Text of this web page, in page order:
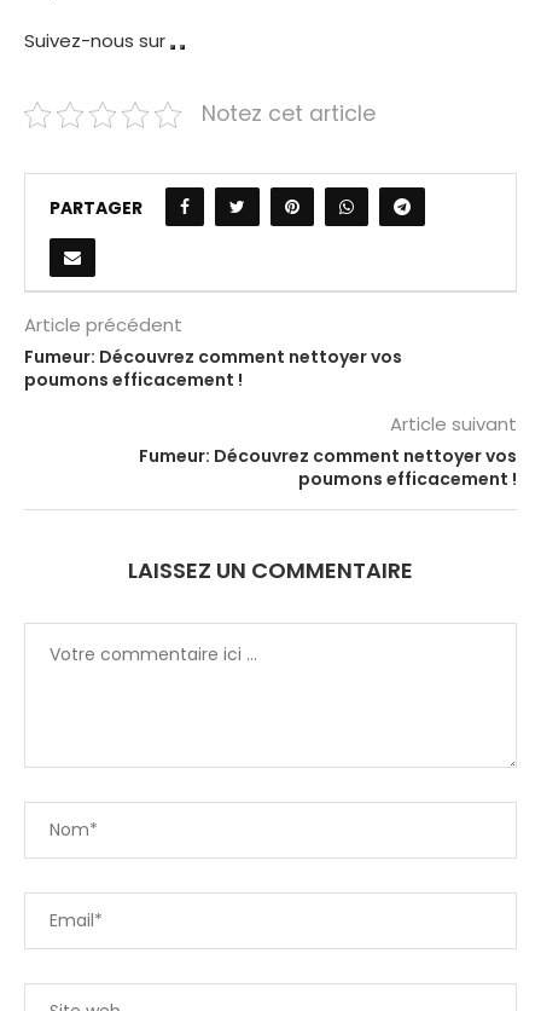
Suivez-nous sur
Notez cet article
PARTAGER
Article précédent
Fumeur: Découvrez comment nettoyer vos
poumons efficacement !
Article suivant
Fumeur: Découvrez comment nettoyer vos
poumons efficacement !
LAISSEZ UN COMMENTAIRE